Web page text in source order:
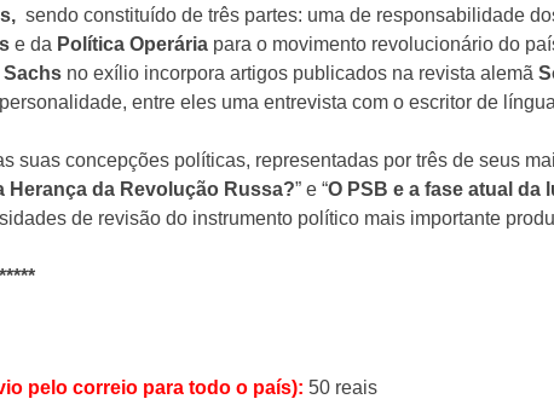
sendo constituído de três partes: uma de responsabilidade
e da Política Operária para o movimento revolucionário do
Sachs no exílio incorpora artigos publicados na revista alemã
entre eles uma entrevista com o escritor de
suas concepções políticas, representadas por três de seus
Herança da Revolução Russa?” e “O PSB e a fase atual da
de revisão do instrumento político mais importante
pelo correio para todo o país): 50 reais